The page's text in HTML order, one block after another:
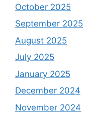
October 2025
September 2025
August 2025
July 2025
January 2025
December 2024
November 2024